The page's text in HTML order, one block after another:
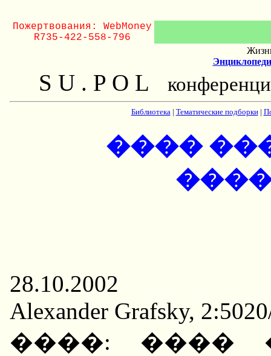
Пожертвования: WebMoney
R735-422-558-796
S U . P O L
Библиотека| Тематические подборки|
����
28.10.2002
Alexander Grafsky,
����: ����